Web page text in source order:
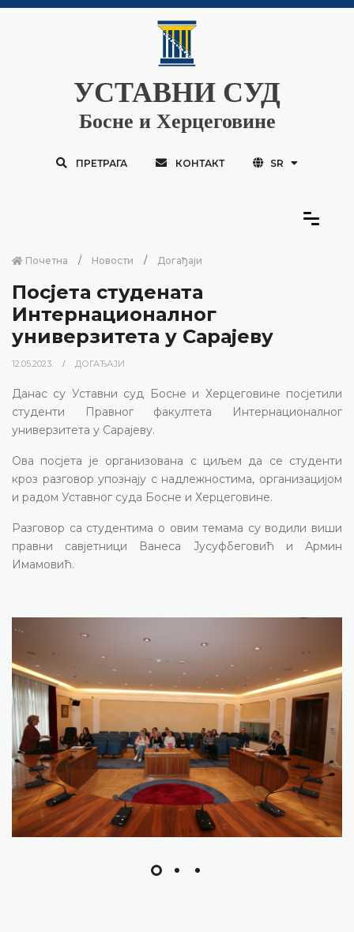
УСТАВНИ СУД
Босне и Херцеговине
ПРЕТРАГА КОНТАКТ SR
Почетна Новости Догађаји
Посјета студената
Интернационалног
универзитета у Сарајеву
12.05.2023. ДОГАЂАЈИ
Данас су Уставни суд Босне и Херцеговине посјетили
студенти Правног факултета Интернационалног
универзитета у Сарајеву.
Ова посјета је организована с циљем да се студенти
кроз разговор упознају с надлежностима, организацијом
и радом Уставног суда Босне и Херцеговине.
Разговор са студентима о овим темама су водили виши
правни савјетници Ванеса Јусуфбеговић и Армин
Имамовић.